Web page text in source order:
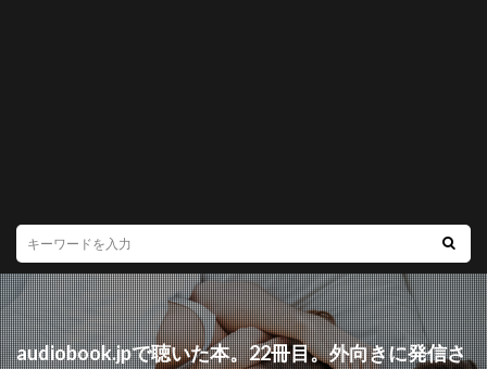
audiobook.jpで聴いた本。22冊目。外向きに発信さ